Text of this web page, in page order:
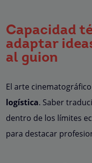
Capacidad
adaptar
al guion
El arte cinematográfico
logística. Saber
dentro de los límites
para destacar